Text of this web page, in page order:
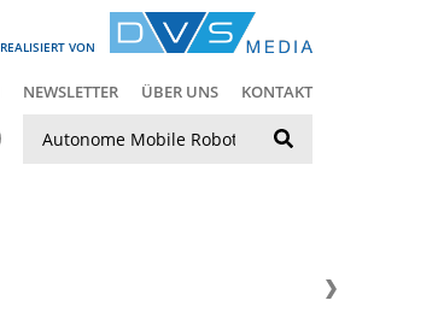
REALISIERT VON
NEWSLETTER ÜBER UNS KONTAKT